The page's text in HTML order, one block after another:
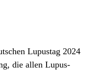
Lupustag 2024
die allen Lupus-